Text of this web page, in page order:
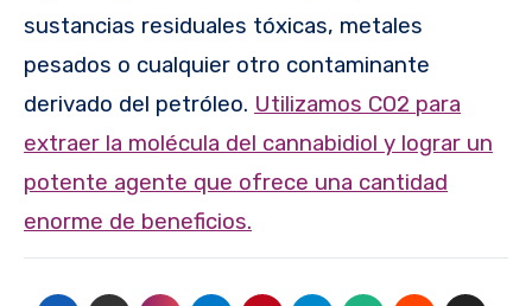
sustancias residuales tóxicas, metales
pesados o cualquier otro contaminante
derivado del petróleo. Utilizamos CO2 para
extraer la molécula del cannabidiol y lograr un
potente agente que ofrece una cantidad
enorme de beneficios.